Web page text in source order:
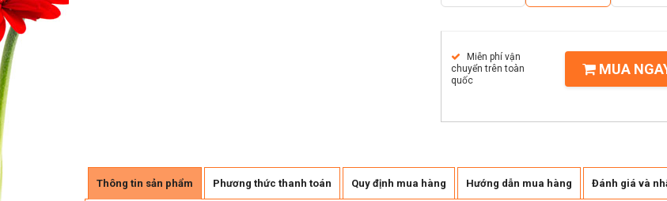
Miễn phí vận
chuyển trên toàn
quốc
MUA
Thông tin sản phẩm Phương thức thanh toán Quy định mua hàng Hướng dẫn mua hàng Đánh giá và